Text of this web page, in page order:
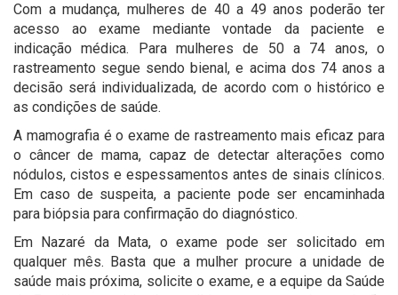
Com a mudança, mulheres de 40 a 49 anos poderão ter
acesso ao exame mediante vontade da paciente e
indicação médica. Para mulheres de 50 a 74 anos, o
rastreamento segue sendo bienal, e acima dos 74 anos a
decisão será individualizada, de acordo com o histórico e
as condições de saúde.
A mamografia é o exame de rastreamento mais eficaz para
o câncer de mama, capaz de detectar alterações como
nódulos, cistos e espessamentos antes de sinais clínicos.
Em caso de suspeita, a paciente pode ser encaminhada
para biópsia para confirmação do diagnóstico.
Em Nazaré da Mata, o exame pode ser solicitado em
qualquer mês. Basta que a mulher procure a unidade de
saúde mais próxima, solicite o exame, e a equipe da Saúde